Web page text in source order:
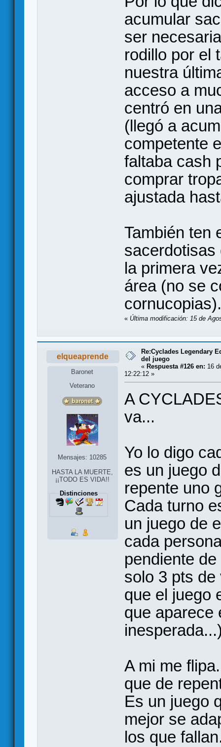
acumular
ser
rodillo por el
nuestra
acceso a
centró en
(llegó a
competente
faltaba cash
comprar
ajustada
También ten
sacerdotisas
la primera
área (no se
cornucopias).
« Última modificación: 15 de
elqueaprende
Baronet
Veterano
Mensajes: 10285
HASTA LA MUERTE,
¡¡TODO ES VIDA!!
Distinciones
Re:Cyclades Legendary
del juego
« Respuesta #126 en: 16
12:22:12 »
A
va...
Yo lo digo
es un juego
repente uno
Cada turno
un juego de
cada
pendiente
solo 3 pts
que el juego
que aparece
A mi me
que de
Es un juego
mejor se
los que